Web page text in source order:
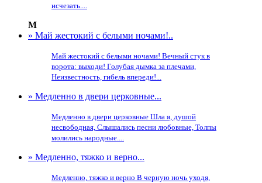
исчезать....
М
» Май жестокий с белыми ночами!..
Май жестокий с белыми ночами! Вечный стук в
ворота: выходи! Голубая дымка за плечами,
Неизвестность, гибель впереди!...
» Медленно в двери церковные...
Медленно в двери церковные Шла я, душой
несвободная, Слышались песни любовные, Толпы
молились народные....
» Медленно, тяжко и верно...
Медленно, тяжко и верно В черную ночь уходя,